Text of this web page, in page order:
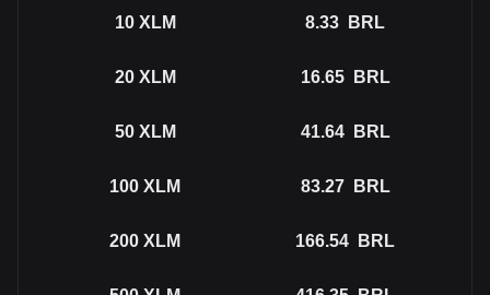
10 XLM 8.33 BRL
20 XLM 16.65 BRL
50 XLM 41.64 BRL
100 XLM 83.27 BRL
200 XLM 166.54 BRL